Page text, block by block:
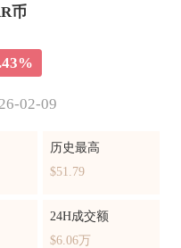
币
02-09
历史最高
$51.79
24H成交额
$6.06万